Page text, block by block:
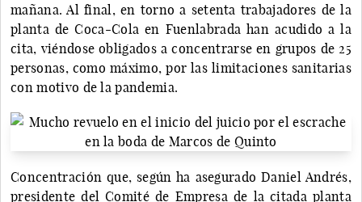
mañana. Al final, en torno a setenta trabajadores de la
planta de Coca-Cola en Fuenlabrada han acudido a la
cita, viéndose obligados a concentrarse en grupos de 25
personas, como máximo, por las limitaciones sanitarias
con motivo de la pandemia.
Concentración que, según ha asegurado Daniel Andrés,
presidente del Comité de Empresa de la citada planta